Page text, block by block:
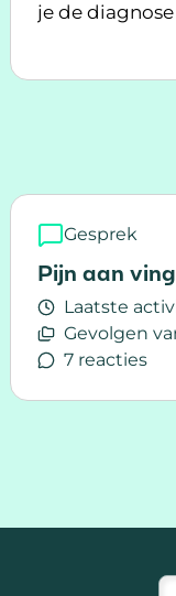
in handen en
je de
Gesprek
Pijn aan
Laatste
Gevolgen
7 reacties